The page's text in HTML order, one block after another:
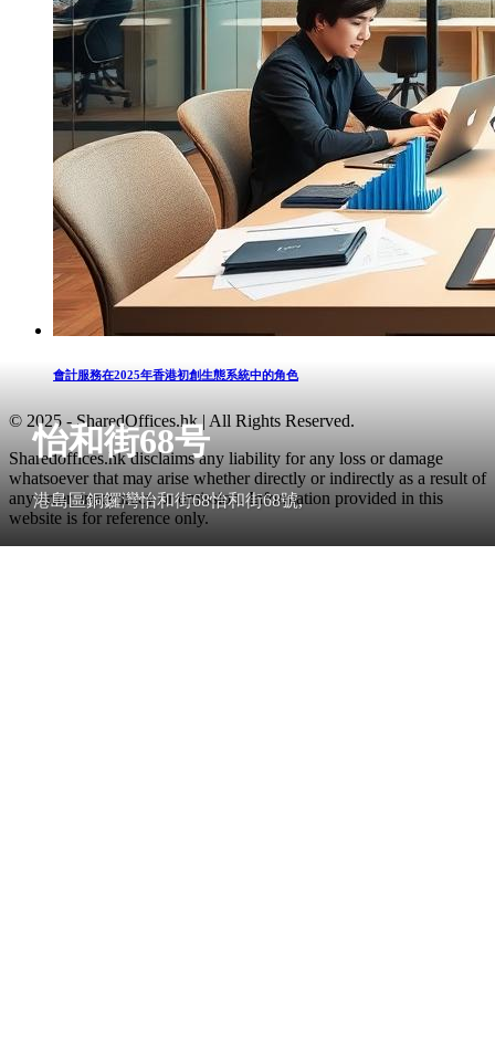
怡和街68号
港島區銅鑼灣怡和街68怡和街68號,
會計服務在2025年香港初創生態系統中的角色
© 2025 - SharedOffices.hk | All Rights Reserved.
Sharedoffices.hk disclaims any liability for any loss or damage
whatsoever that may arise whether directly or indirectly as a result of
any error, inaccuracy or omission. Information provided in this
website is for reference only.